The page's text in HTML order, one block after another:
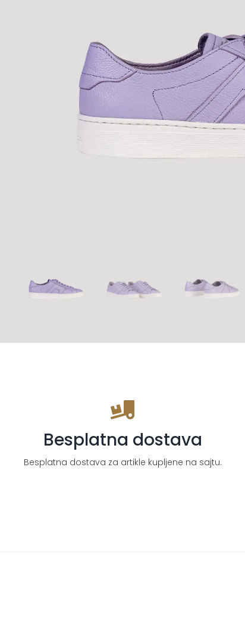
Besplatna dostava
Besplatna dostava za artikle kupljene na sajtu.